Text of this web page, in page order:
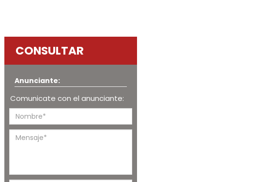
CONSULTAR
Anunciante:
Comunicate con el anunciante: